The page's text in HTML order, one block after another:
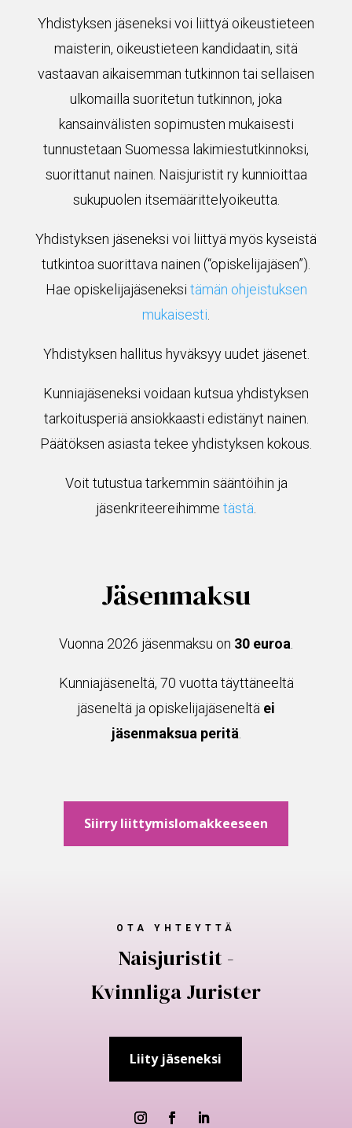
Yhdistyksen jäseneksi voi liittyä oikeustieteen
maisterin, oikeustieteen kandidaatin, sitä
vastaavan aikaisemman tutkinnon tai sellaisen
ulkomailla suoritetun tutkinnon, joka
kansainvälisten sopimusten mukaisesti
tunnustetaan Suomessa lakimiestutkinnoksi,
suorittanut nainen. Naisjuristit ry kunnioittaa
sukupuolen itsemäärittelyoikeutta.
Yhdistyksen jäseneksi voi liittyä myös kyseistä
tutkintoa suorittava nainen (“opiskelijajäsen”).
Hae opiskelijajäseneksi tämän ohjeistuksen
mukaisesti.
Yhdistyksen hallitus hyväksyy uudet jäsenet.
Kunniajäseneksi voidaan kutsua yhdistyksen
tarkoitusperiä ansiokkaasti edistänyt nainen.
Päätöksen asiasta tekee yhdistyksen kokous.
Voit tutustua tarkemmin sääntöihin ja
jäsenkriteereihimme tästä.
Jäsenmaksu
Vuonna 2026 jäsenmaksu on 30 euroa
Kunniajäseneltä, 70 vuotta täyttäneeltä
jäseneltä ja opiskelijajäseneltä ei
jäsenmaksua peritä
Siirry liittymislomakkeeseen
OTA YHTEYTTÄ
Naisjuristit -
Kvinnliga Jurister
Liity jäseneksi